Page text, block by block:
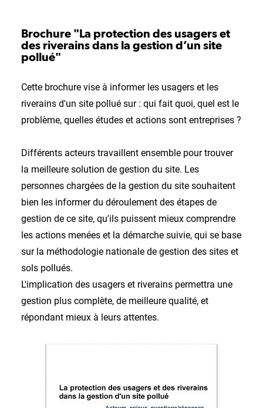
Brochure "La protection des usagers et
des riverains dans la gestion d’un site
pollué"
Cette brochure vise à informer les usagers et les
riverains d'un site pollué sur : qui fait quoi, quel est le
problème, quelles études et actions sont entreprises ?
Différents acteurs travaillent ensemble pour trouver
la meilleure solution de gestion du site. Les
personnes chargées de la gestion du site souhaitent
bien les informer du déroulement des étapes de
gestion de ce site, qu'ils puissent mieux comprendre
les actions menées et la démarche suivie, qui se base
sur la méthodologie nationale de gestion des sites et
sols pollués.
L'implication des usagers et riverains permettra une
gestion plus complète, de meilleure qualité, et
répondant mieux à leurs attentes.